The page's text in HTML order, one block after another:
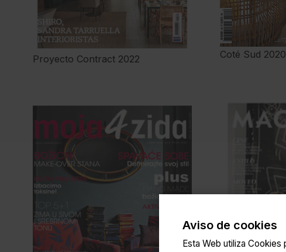
Proyecto Contract 2022 Coté Sud 2020
Aviso de cookies
Esta Web utiliza